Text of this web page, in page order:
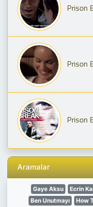
Prison Break
Prison
Prison
Aramalar
Gaye Aksu Ecrin
Ben Unutmayı
How